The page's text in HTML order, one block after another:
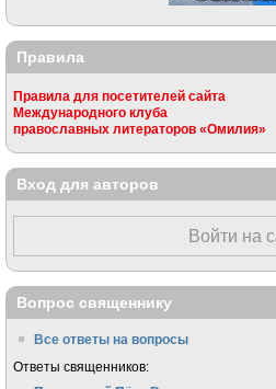
Правила
Правила для посетителей сайта
Международного клуба
православных литераторов «Омилия»
Вход для авторов
Войти на
Вопрос священнику
Все ответы на вопросы
Ответы священников: